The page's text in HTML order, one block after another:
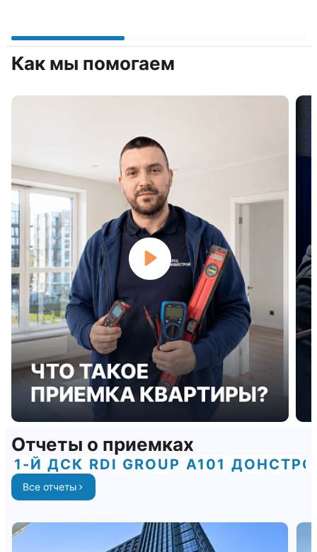
Как мы помогаем
Отчеты о приемках
1-Й ДСК RDI GROUP А101
Все отчеты